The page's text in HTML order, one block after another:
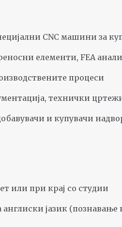
CNC машини за
елементи, FEA
процеси
технички
и купувачи
или при крај со студии
јазик (познавање